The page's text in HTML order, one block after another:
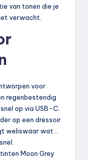
van tonen die je
verwacht.
voor
regenbestendig
op via USB-C.
op een dressoir
weliswaar wat ..
Moon Grey